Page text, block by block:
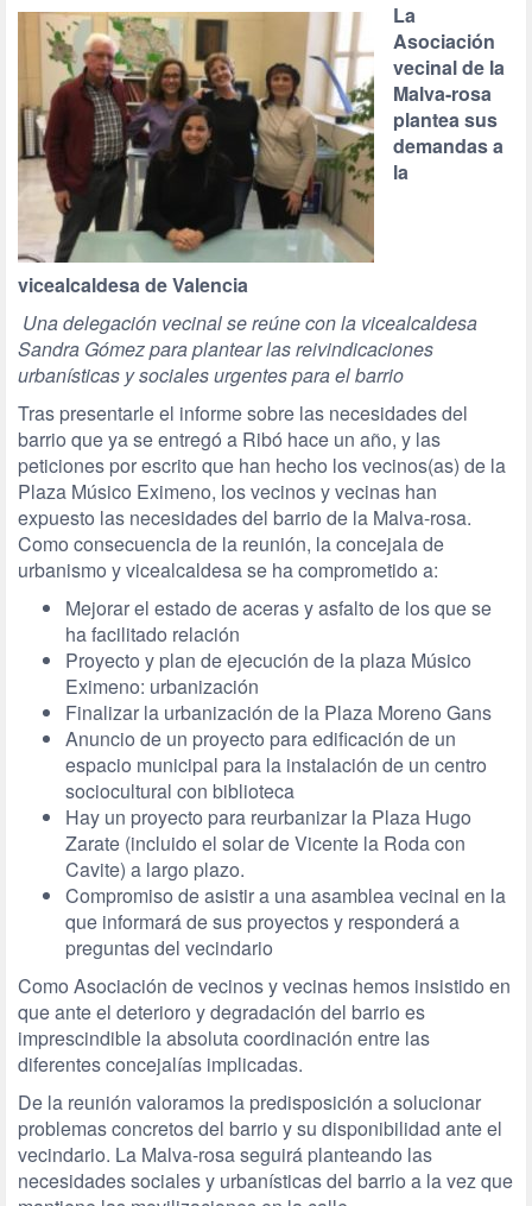
La
Asociación
vecinal de la
Malva-rosa
plantea sus
demandas a
la
vicealcaldesa de Valencia
Una delegación vecinal se reúne con la vicealcaldesa
Sandra Gómez para plantear las reivindicaciones
urbanísticas y sociales urgentes para el barrio
Tras presentarle el informe sobre las necesidades del
barrio que ya se entregó a Ribó hace un año, y las
peticiones por escrito que han hecho los vecinos(as) de la
Plaza Músico Eximeno, los vecinos y vecinas han
expuesto las necesidades del barrio de la Malva-rosa.
Como consecuencia de la reunión, la concejala de
urbanismo y vicealcaldesa se ha comprometido a:
Mejorar el estado de aceras y asfalto de los que se
ha facilitado relación
Proyecto y plan de ejecución de la plaza Músico
Eximeno: urbanización
Finalizar la urbanización de la Plaza Moreno Gans
Anuncio de un proyecto para edificación de un
espacio municipal para la instalación de un centro
sociocultural con biblioteca
Hay un proyecto para reurbanizar la Plaza Hugo
Zarate (incluido el solar de Vicente la Roda con
Cavite) a largo plazo.
Compromiso de asistir a una asamblea vecinal en la
que informará de sus proyectos y responderá a
preguntas del vecindario
Como Asociación de vecinos y vecinas hemos insistido en
que ante el deterioro y degradación del barrio es
imprescindible la absoluta coordinación entre las
diferentes concejalías implicadas.
De la reunión valoramos la predisposición a solucionar
problemas concretos del barrio y su disponibilidad ante el
vecindario. La Malva-rosa seguirá planteando las
necesidades sociales y urbanísticas del barrio a la vez que